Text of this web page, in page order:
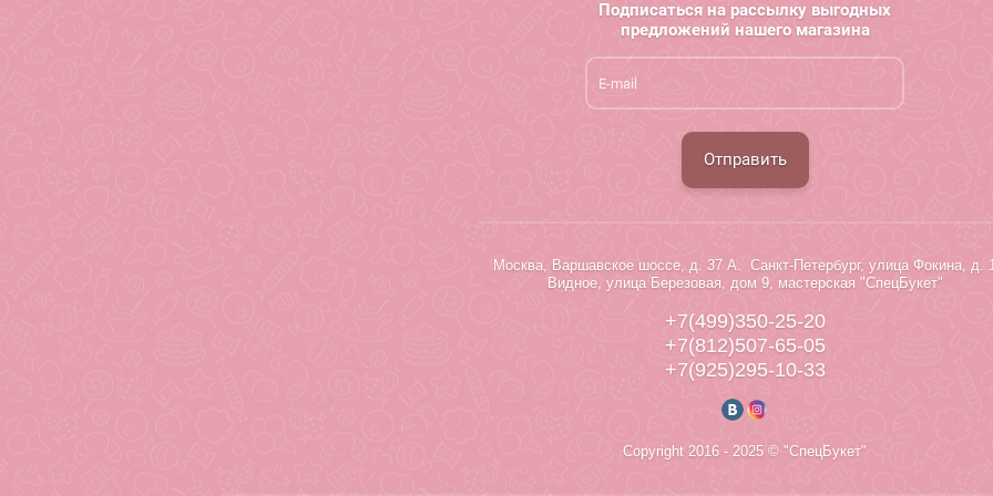
Подписаться на рассылку выгодных
предложений нашего магазина
Отправить
Москва, Варшавское шоссе, д. 37 А. Санкт-Петербург, улица Фокина, д.
Видное, улица Березовая, дом 9, мастерская "СпецБукет"
+7(499)350-25-20
+7(812)507-65-05
+7(925)295-10-33
Copyright 2016 - 2025 © "СпецБукет"